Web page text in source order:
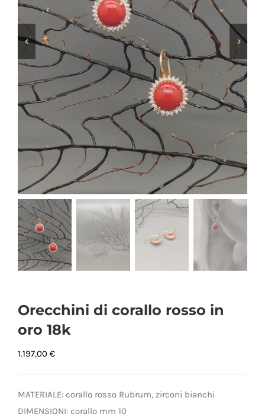
PRODOTTI
BLOG
CONTATTI
Orecchini di corallo rosso in
oro 18k
1.197,00 €
MATERIALE: corallo rosso Rubrum, zirconi bianchi
DIMENSIONI: corallo mm 10